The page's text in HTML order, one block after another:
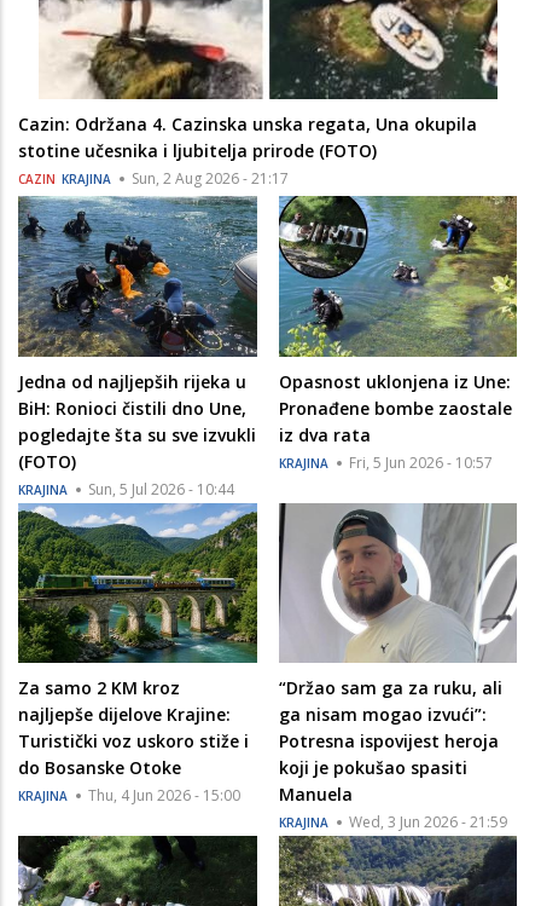
Cazin: Održana 4. Cazinska unska regata, Una okupila
stotine učesnika i ljubitelja prirode (FOTO)
CAZIN KRAJINA Sun, 2 Aug 2026 - 21:17
Jedna od najljepših rijeka u
BiH: Ronioci čistili dno Une,
pogledajte šta su sve izvukli
(FOTO)
KRAJINA Sun, 5 Jul 2026 - 10:44
Opasnost uklonjena iz Une:
Pronađene bombe zaostale
iz dva rata
KRAJINA Fri, 5 Jun 2026 - 10:57
Za samo 2 KM kroz
najljepše dijelove Krajine:
Turistički voz uskoro stiže i
do Bosanske Otoke
KRAJINA Thu, 4 Jun 2026 - 15:00
“Držao sam ga za ruku, ali
ga nisam mogao izvući”:
Potresna ispovijest heroja
koji je pokušao spasiti
Manuela
KRAJINA Wed, 3 Jun 2026 - 21:59